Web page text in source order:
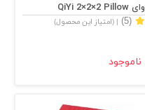
وای QiYi 2×2×2 Pillow
Piraminx stickerless
(5) | (امتیاز این محصول)
ناموجود